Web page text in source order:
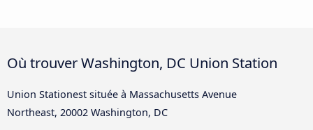
Où trouver Washington, DC Union Station
Union Stationest située à Massachusetts Avenue
Northeast, 20002 Washington, DC